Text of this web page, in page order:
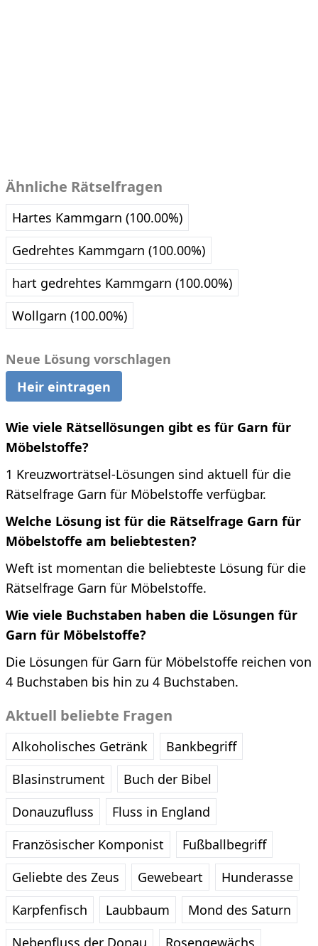
Ähnliche Rätselfragen
Hartes Kammgarn (100.00%)
Gedrehtes Kammgarn (100.00%)
hart gedrehtes Kammgarn (100.00%)
Wollgarn (100.00%)
Neue Lösung vorschlagen
Heir eintragen
Wie viele Rätsellösungen gibt es für Garn für
Möbelstoffe?
1 Kreuzworträtsel-Lösungen sind aktuell für die
Rätselfrage Garn für Möbelstoffe verfügbar.
Welche Lösung ist für die Rätselfrage Garn für
Möbelstoffe am beliebtesten?
Weft ist momentan die beliebteste Lösung für die
Rätselfrage Garn für Möbelstoffe.
Wie viele Buchstaben haben die Lösungen für
Garn für Möbelstoffe?
Die Lösungen für Garn für Möbelstoffe reichen von
4 Buchstaben bis hin zu 4 Buchstaben.
Aktuell beliebte Fragen
Alkoholisches Getränk
Bankbegriff
Blasinstrument
Buch der Bibel
Donauzufluss
Fluss in England
Französischer Komponist
Fußballbegriff
Geliebte des Zeus
Gewebeart
Hunderasse
Karpfenfisch
Laubbaum
Mond des Saturn
Nebenfluss der Donau
Rosengewächs